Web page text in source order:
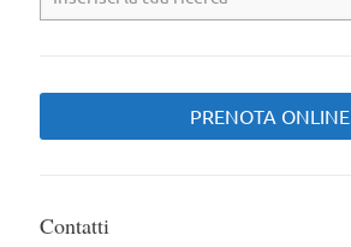
PRENOTA ONLINE
Contatti